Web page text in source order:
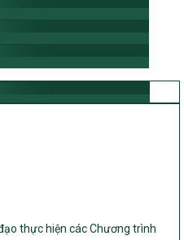
thực hiện các Chương trình